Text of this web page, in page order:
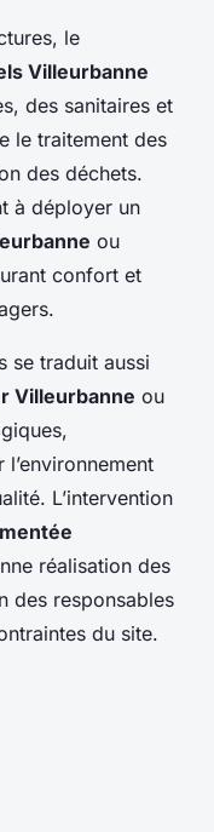
le
Villeurbanne
des sanitaires et
le traitement des
des déchets.
à déployer un
ou
confort et
se traduit aussi
Villeurbanne ou
L’intervention
réalisation des
des responsables
du site.